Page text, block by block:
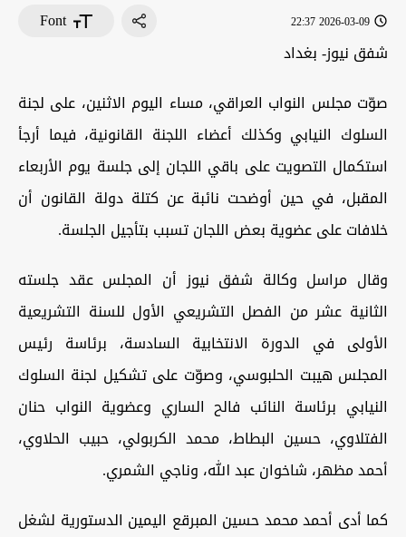
2026-03-09 22:37
Font
شفق نيوز- بغداد
صوّت مجلس النواب العراقي، مساء اليوم الاثنين، على لجنة
السلوك النيابي وكذلك أعضاء اللجنة القانونية، فيما أرجأ
استكمال التصويت على باقي اللجان إلى جلسة يوم الأربعاء
المقبل، في حين أوضحت نائبة عن كتلة دولة القانون أن
خلافات على عضوية بعض اللجان تسبب بتأجيل الجلسة.
وقال مراسل وكالة شفق نيوز أن المجلس عقد جلسته
الثانية عشر من الفصل التشريعي الأول للسنة التشريعية
الأولى في الدورة الانتخابية السادسة، برئاسة رئيس
المجلس هيبت الحلبوسي، وصوّت على تشكيل لجنة السلوك
النيابي برئاسة النائب فالح الساري وعضوية النواب حنان
الفتلاوي، حسين البطاط، محمد الكربولي، حبيب الحلاوي،
أحمد مظهر، شاخوان عبد الله، وناجي الشمري.
كما أدى أحمد محمد حسين المبرقع اليمين الدستورية لشغل